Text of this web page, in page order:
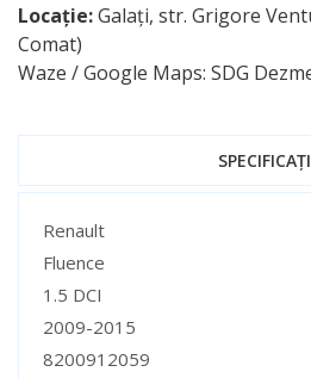
Locație:Galați, str. Grigore
Comat)
Waze / Google Maps: SDG
Specificații
Renault
Fluence
1.5 DCI
2009-2015
8200912059